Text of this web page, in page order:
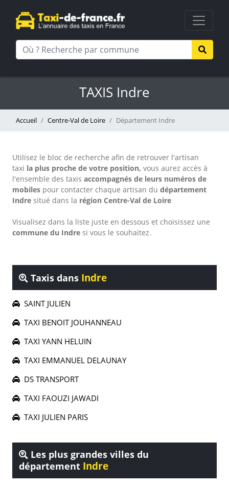
TAXIS Indre
Accueil Centre-Val de Loire Département Indre
Utilisez le bloc de recherche afin de retrouver l'artisan
taxi la plus proche de votre position, vous aurez accès à
l'ensemble des taxis accompagnés de leurs numéros de
mobiles pour contacter chaque artisan du département
Indre situé dans la région Centre-Val de Loire
Visualisez dans la liste juste en dessous et choisissez une
commune du Indre si vous le souhaitez.
Taxis dans Indre
SAINT JULIEN
TAXI BENOIT JOUHANNEAU
TAXI YANN HELUIN
TAXI EMMANUEL DELAUNAY
DS TRANSPORT
TAXI FAOUZI JAWADI
TAXI JULIEN PARIS
Les plus grandes villes du
département Indre